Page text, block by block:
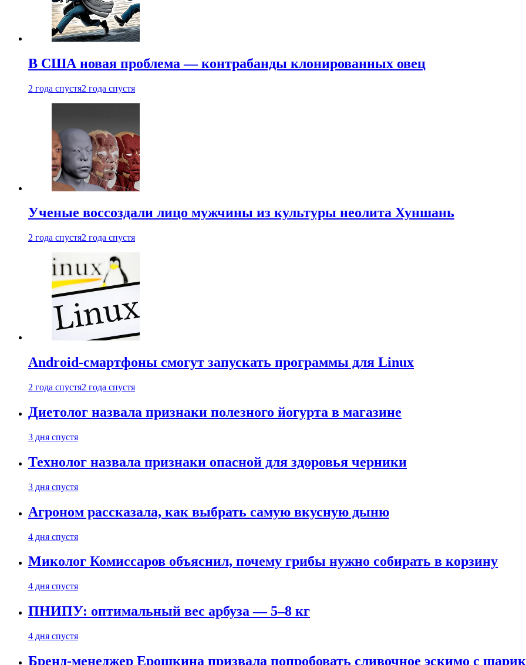
В США новая проблема — контрабанды клонированных овец
2 года спустя2 года спустя
Ученые воссоздали лицо мужчины из культуры неолита Хуншань
2 года спустя2 года спустя
Android-смартфоны смогут запускать программы для Linux
2 года спустя2 года спустя
Диетолог назвала признаки полезного йогурта в магазине
3 дня спустя
Технолог назвала признаки опасной для здоровья черники
3 дня спустя
Агроном рассказала, как выбрать самую вкусную дыню
4 дня спустя
Миколог Комиссаров объяснил, почему грибы нужно собирать в корзину
4 дня спустя
ПНИПУ: оптимальный вес арбуза — 5–8 кг
4 дня спустя
Бренд-менеджер Ерошкина призвала попробовать сливочное эскимо с